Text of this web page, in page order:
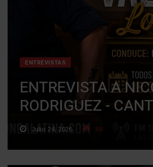
ENTREVISTAS
ENTREVISTA A
RODRIGUEZ -
Julio 24, 2026 89